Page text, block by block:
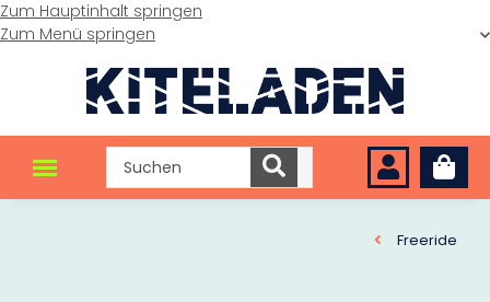
Zum Hauptinhalt springen
Zum Menü springen
Freeride